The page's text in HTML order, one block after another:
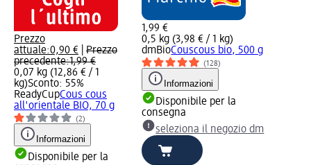
Prezzo
attuale:0,90 €
Prezzo
precedente:1,99 €
0,07 kg (12,86 € / 1
kg)Sconto: 55%
ReadyCupCous cous
all'orientale BIO, 70 g
(2)
Informazioni
Disponibile per la
1,99 €
0,5 kg (3,98 € / 1 kg)
dmBioCouscous bio, 500 g
(128)
Informazioni
Disponibile per la
consegna
seleziona il negozio dm